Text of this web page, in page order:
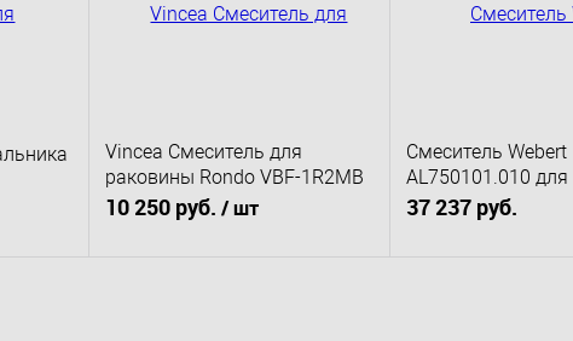
Vincea Смеситель для
раковины Rondo VBF-1R2MB
однорычажный, черный
10 250 руб. / шт
Смеситель Webert
АL750101.010 для
умывальника
37 237 руб.